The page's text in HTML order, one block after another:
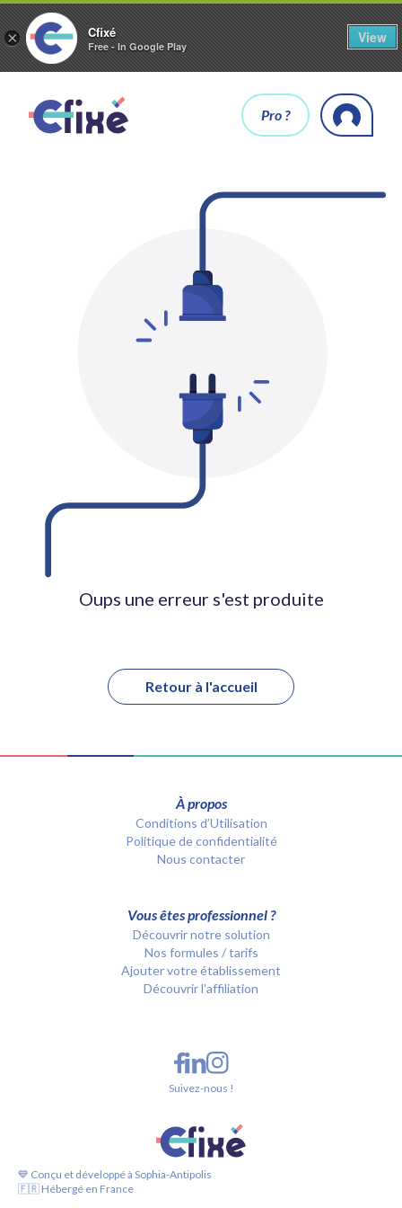
× Cfixé
Free - In Google Play
View
Pro ?
Oups une erreur s'est produite
Retour à l'accueil
À propos
Conditions d’Utilisation
Politique de confidentialité
Nous contacter
Vous êtes professionnel ?
Découvrir notre solution
Nos formules / tarifs
Ajouter votre établissement
Découvrir l'affiliation
💙 Conçu et développé à Sophia-Antipolis
🇫🇷 Hébergé en France
Suivez-nous !